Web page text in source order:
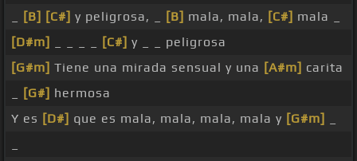
[B] [C#] y peligrosa, _ [B] mala, mala, [C#] mala _
[D#m]
[C#] y _ _ peligrosa
[G#m] Tiene una mirada sensual y una [A#m] carita
[G#] hermosa
Y es [D#] que es mala, mala, mala, mala y [G#m]